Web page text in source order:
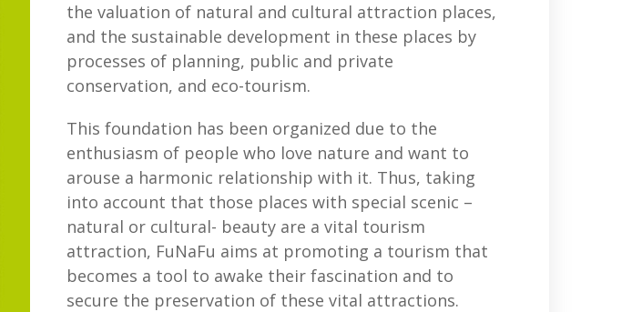
the valuation of natural and cultural attraction places,
and the sustainable development in these places by
processes of planning, public and private
conservation, and eco-tourism.
This foundation has been organized due to the
enthusiasm of people who love nature and want to
arouse a harmonic relationship with it. Thus, taking
into account that those places with special scenic –
natural or cultural- beauty are a vital tourism
attraction, FuNaFu aims at promoting a tourism that
becomes a tool to awake their fascination and to
secure the preservation of these vital attractions.